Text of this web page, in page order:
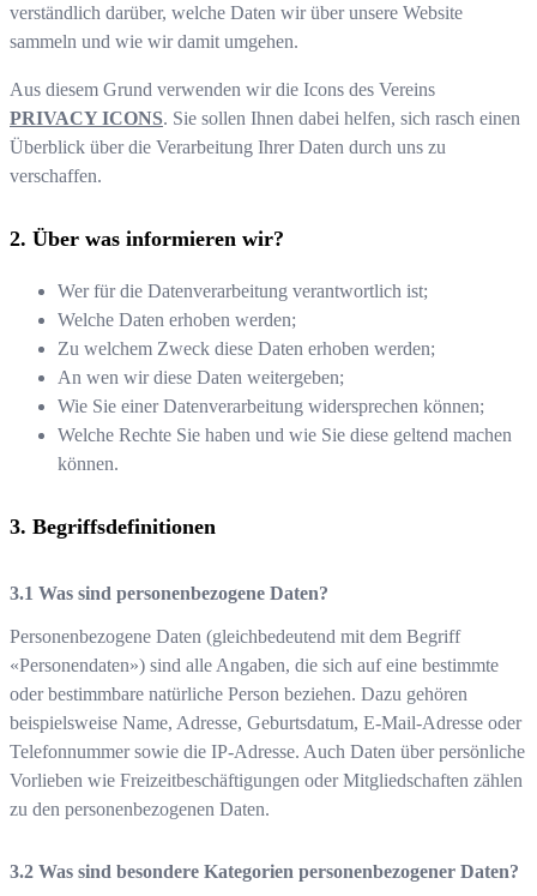
verständlich darüber, welche Daten wir über unsere Website
sammeln und wie wir damit umgehen.
Aus diesem Grund verwenden wir die Icons des Vereins
PRIVACY ICONS. Sie sollen Ihnen dabei helfen, sich rasch einen
Überblick über die Verarbeitung Ihrer Daten durch uns zu
verschaffen.
Über was informieren wir?
Wer für die Datenverarbeitung verantwortlich ist;
Welche Daten erhoben werden;
Zu welchem Zweck diese Daten erhoben werden;
An wen wir diese Daten weitergeben;
Wie Sie einer Datenverarbeitung widersprechen können;
Welche Rechte Sie haben und wie Sie diese geltend machen
können.
Begriffsdefinitionen
Was sind personenbezogene Daten?
Personenbezogene Daten (gleichbedeutend mit dem Begriff
«Personendaten») sind alle Angaben, die sich auf eine bestimmte
oder bestimmbare natürliche Person beziehen. Dazu gehören
beispielsweise Name, Adresse, Geburtsdatum, E-Mail-Adresse oder
Telefonnummer sowie die IP-Adresse. Auch Daten über persönliche
Vorlieben wie Freizeitbeschäftigungen oder Mitgliedschaften zählen
zu den personenbezogenen Daten.
Was sind besondere Kategorien personenbezogener Daten?